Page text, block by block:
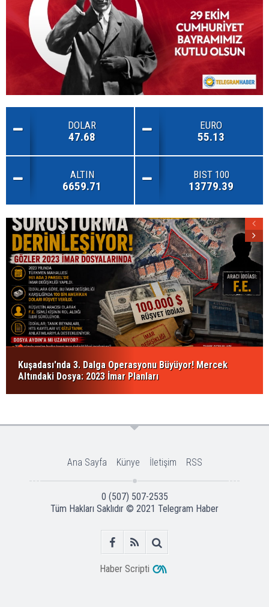
DOLAR
47.68
EURO
55.13
ALTIN
6659.71
BIST 100
13779.39
Kuşadası'nda 3. Dalga Operasyonu Büyüyor! Mercek
Altındaki Dosya: 2023 İmar Planları
Ana Sayfa Künye İletişim RSS
0 (507) 507-2535
Tüm Hakları Saklıdır © 2021 Telegram Haber
Haber Scripti